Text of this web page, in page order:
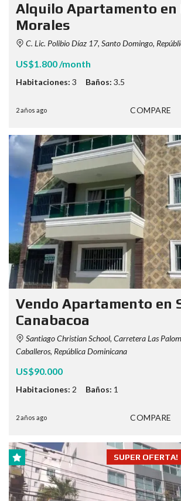
Alquilo Apartamento en
Morales
C. Lic. Polibio Díaz 17, Santo Domingo,
US$1.800 /month
Habitaciones: 3 Baños: 3.5
2 años ago COMPARE
Vendo Apartamento en
Canabacoa
Santiago Christian School, Carretera Las
Caballeros, República Dominicana
US$90.000
Habitaciones: 2 Baños: 1
2 años ago COMPARE
SUPER OFERTA!